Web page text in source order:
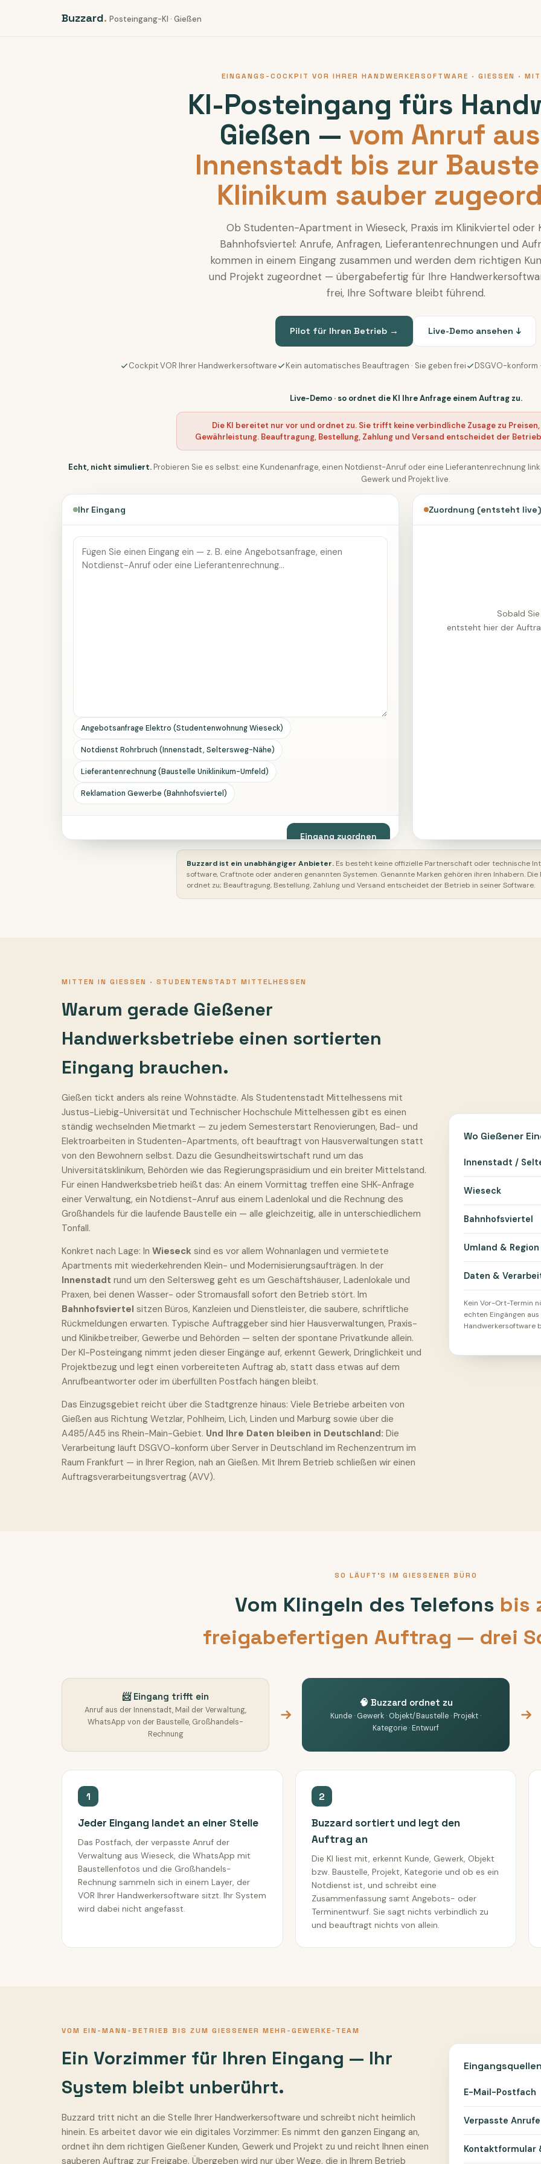
Buzzard. Posteingang-KI · Gießen
EINGANGS-COCKPIT VOR IHRER HANDWERKERSOFTWARE · GIESSEN ·
KI-Posteingang fürs
Gießen — vom Anruf
Innenstadt bis zur
Klinikum sauber
Ob Studenten-Apartment in Wieseck, Praxis im Klinikviertel oder
Bahnhofsviertel: Anrufe, Anfragen, Lieferantenrechnungen und
kommen in einem Eingang zusammen und werden dem richtigen
und Projekt zugeordnet — übergabefertig für Ihre
frei, Ihre Software bleibt führend.
Pilot für Ihren Betrieb → Live-Demo ansehen ↓
Cockpit VOR Ihrer Handwerkersoftware Kein automatisches Beauftragen · Sie geben frei DSGVO-konform
Live-Demo · so ordnet die KI Ihre Anfrage einem Auftrag zu.
Die KI bereitet nur vor und ordnet zu. Sie trifft keine verbindliche Zusage zu
Gewährleistung. Beauftragung, Bestellung, Zahlung und Versand entscheidet der
Echt, nicht simuliert.Probieren Sie es selbst: eine Kundenanfrage, einen Notdienst-Anruf oder eine Lieferantenrechnung
Gewerk und Projekt live.
Ihr Eingang
Angebotsanfrage Elektro (Studentenwohnung Wieseck)
Notdienst Rohrbruch (Innenstadt, Seltersweg-Nähe)
Lieferantenrechnung (Baustelle Uniklinikum-Umfeld)
Reklamation Gewerbe (Bahnhofsviertel)
Eingang zuordnen
Zuordnung (entsteht live)
Sobald
entsteht hier der
Buzzard ist ein unabhängiger Anbieter. Es besteht keine offizielle Partnerschaft oder technische
software, Craftnote oder anderen genannten Systemen. Genannte Marken gehören ihren Inhabern.
ordnet zu; Beauftragung, Bestellung, Zahlung und Versand entscheidet der Betrieb in seiner Software.
MITTEN IN GIESSEN · STUDENTENSTADT MITTELHESSEN
Warum gerade Gießener
Handwerksbetriebe einen sortierten
Eingang brauchen.
Gießen tickt anders als reine Wohnstädte. Als Studentenstadt Mittelhessens mit
Justus-Liebig-Universität und Technischer Hochschule Mittelhessen gibt es einen
ständig wechselnden Mietmarkt — zu jedem Semesterstart Renovierungen, Bad- und
Elektroarbeiten in Studenten-Apartments, oft beauftragt von Hausverwaltungen statt
von den Bewohnern selbst. Dazu die Gesundheitswirtschaft rund um das
Universitätsklinikum, Behörden wie das Regierungspräsidium und ein breiter Mittelstand.
Für einen Handwerksbetrieb heißt das: An einem Vormittag treffen eine SHK-Anfrage
einer Verwaltung, ein Notdienst-Anruf aus einem Ladenlokal und die Rechnung des
Großhandels für die laufende Baustelle ein — alle gleichzeitig, alle in unterschiedlichem
Tonfall.
Konkret nach Lage: In Wieseck sind es vor allem Wohnanlagen und vermietete
Apartments mit wiederkehrenden Klein- und Modernisierungsaufträgen. In der
Innenstadt rund um den Seltersweg geht es um Geschäftshäuser, Ladenlokale und
Praxen, bei denen Wasser- oder Stromausfall sofort den Betrieb stört. Im
Bahnhofsviertel sitzen Büros, Kanzleien und Dienstleister, die saubere, schriftliche
Rückmeldungen erwarten. Typische Auftraggeber sind hier Hausverwaltungen, Praxis-
und Klinikbetreiber, Gewerbe und Behörden — selten der spontane Privatkunde allein.
Der KI-Posteingang nimmt jeden dieser Eingänge auf, erkennt Gewerk, Dringlichkeit und
Projektbezug und legt einen vorbereiteten Auftrag ab, statt dass etwas auf dem
Anrufbeantworter oder im überfüllten Postfach hängen bleibt.
Das Einzugsgebiet reicht über die Stadtgrenze hinaus: Viele Betriebe arbeiten von
Gießen aus Richtung Wetzlar, Pohlheim, Lich, Linden und Marburg sowie über die
A485/A45 ins Rhein-Main-Gebiet. Und Ihre Daten bleiben in Deutschland: Die
Verarbeitung läuft DSGVO-konform über Server in Deutschland im Rechenzentrum im
Raum Frankfurt — in Ihrer Region, nah an Gießen. Mit Ihrem Betrieb schließen wir einen
Auftragsverarbeitungsvertrag (AVV).
Wo Gießener
Innenstadt /
Wieseck
Bahnhofsviertel
Umland & Region
Daten &
Kein Vor-Ort-Termin
echten Eingängen
Handwerkersoftware
SO LÄUFT'S IM GIESSENER BÜRO
Vom Klingeln des Telefons bis
freigabefertigen Auftrag — drei
📨 Eingang trifft ein
Anruf aus der Innenstadt, Mail der Verwaltung,
WhatsApp von der Baustelle, Großhandels-
Rechnung
🧠 Buzzard ordnet zu
Kunde · Gewerk · Objekt/Baustelle · Projekt ·
Kategorie · Entwurf
1
Jeder Eingang landet an einer Stelle
Das Postfach, der verpasste Anruf der
Verwaltung aus Wieseck, die WhatsApp mit
Baustellenfotos und die Großhandels-
Rechnung sammeln sich in einem Layer, der
VOR Ihrer Handwerkersoftware sitzt. Ihr System
wird dabei nicht angefasst.
2
Buzzard sortiert und legt den
Auftrag an
Die KI liest mit, erkennt Kunde, Gewerk, Objekt
bzw. Baustelle, Projekt, Kategorie und ob es ein
Notdienst ist, und schreibt eine
Zusammenfassung samt Angebots- oder
Terminentwurf. Sie sagt nichts verbindlich zu
und beauftragt nichts von allein.
VOM EIN-MANN-BETRIEB BIS ZUM GIESSENER MEHR-GEWERKE-TEAM
Ein Vorzimmer für Ihren Eingang — Ihr
System bleibt unberührt.
Buzzard tritt nicht an die Stelle Ihrer Handwerkersoftware und schreibt nicht heimlich
hinein. Es arbeitet davor wie ein digitales Vorzimmer: Es nimmt den ganzen Eingang an,
ordnet ihn dem richtigen Gießener Kunden, Gewerk und Projekt zu und reicht Ihnen einen
sauberen Auftrag zur Freigabe. Übergeben wird nur über Wege, die in Ihrem Betrieb
E-Mail-Postfach
Verpasste
Kontaktformular